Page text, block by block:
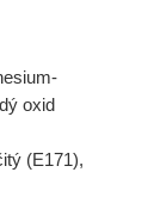
oxid
(E171),